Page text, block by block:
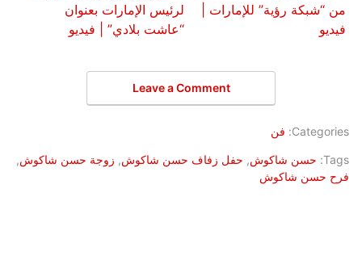
من “شبكة رؤية” للإمارات |
فيديو
لرئيس الإمارات بعنوان
“عاشت بلادي” | فيديو
Leave a Comment
Categories: فن
Tags: حسن شاكوش, حفل زفاف حسن شاكوش, زوجة حسن شاكوش,
فرح حسن شاكوش